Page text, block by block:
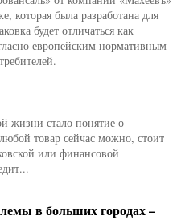
которая была разработана для
будет отличаться как
европейским нормативным
жизни стало понятие о
товар сейчас можно, стоит
или финансовой
в больших городах –